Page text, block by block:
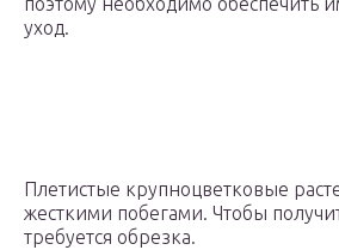
уход.
Плетистые крупноцветковые
жесткими побегами. Чтобы
требуется обрезка.